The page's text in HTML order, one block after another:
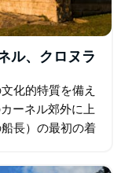
ル、クロヌラ
化的特質を備え
ーネル郊外に上
長）の最初の着